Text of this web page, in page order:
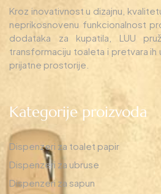
Kroz inovativnost u dizajnu,
neprikosnovenu funkcionalnost
dodataka za kupatila, LUU
transformaciju toaleta i pretvara ih
prijatne prostorije.
Kategorije proizvoda
Dispenzeri za toalet papir
Dispenzeri za ubruse
Dispenzeri za sapun